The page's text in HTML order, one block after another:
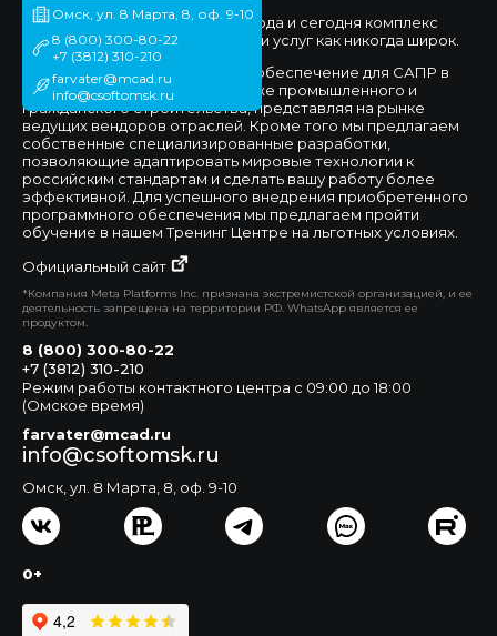
Омск, ул. 8 Марта, 8, оф. 9-10
8 (800) 300-80-22
+7 (3812) 310-210
farvater@mcad.ru
info@csoftomsk.ru
Мы работаем на рынке с 1994 года и сегодня комплекс
предлагаемых нами продуктов и услуг как никогда широк.
Мы предлагаем программное обеспечение для САПР в
сфере машиностроения, а также промышленного и
гражданского строительства, представляя на рынке
ведущих вендоров отраслей. Кроме того мы предлагаем
собственные специализированные разработки,
позволяющие адаптировать мировые технологии к
российским стандартам и сделать вашу работу более
эффективной. Для успешного внедрения приобретенного
программного обеспечения мы предлагаем пройти
обучение в нашем Тренинг Центре на льготных условиях.
Официальный сайт
*Компания Meta Platforms Inc. признана экстремистской организацией, и ее
деятельность запрещена на территории РФ. WhatsApp является ее
продуктом.
8 (800) 300-80-22
+7 (3812) 310-210
Режим работы контактного центра с 09:00 до 18:00
(Омское время)
farvater@mcad.ru
info@csoftomsk.ru
Омск, ул. 8 Марта, 8, оф. 9-10
0+